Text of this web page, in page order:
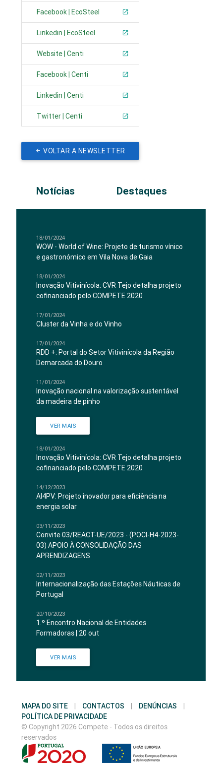
Facebook | EcoSteel
Linkedin | EcoSteel
Website | Centi
Facebook | Centi
Linkedin | Centi
Twitter | Centi
VOLTAR A NEWSLETTER
Notícias Destaques
18/01/2024
WOW - World of Wine: Projeto de turismo vínico
e gastronómico em Vila Nova de Gaia
18/01/2024
Inovação Vitivinícola: CVR Tejo detalha projeto
cofinanciado pelo COMPETE 2020
17/01/2024
Cluster da Vinha e do Vinho
17/01/2024
RDD +: Portal do Setor Vitivinícola da Região
Demarcada do Douro
11/01/2024
Inovação nacional na valorização sustentável
da madeira de pinho
VER MAIS
18/01/2024
Inovação Vitivinícola: CVR Tejo detalha projeto
cofinanciado pelo COMPETE 2020
14/12/2023
AI4PV: Projeto inovador para eficiência na
energia solar
03/11/2023
Convite 03/REACT-UE/2023 - (POCI-H4-2023-
03) APOIO À CONSOLIDAÇÃO DAS
APRENDIZAGENS
02/11/2023
Internacionalização das Estações Náuticas de
Portugal
20/10/2023
1.º Encontro Nacional de Entidades
Formadoras | 20 out
VER MAIS
MAPA DO SITE | CONTACTOS | DENÚNCIAS
|
POLÍTICA DE PRIVACIDADE
© Copyright 2026 Compete - Todos os direitos
reservados